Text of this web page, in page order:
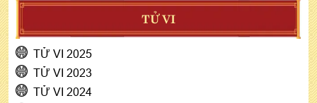
TỬ VI
TỬ VI 2025
TỬ VI 2023
TỬ VI 2024